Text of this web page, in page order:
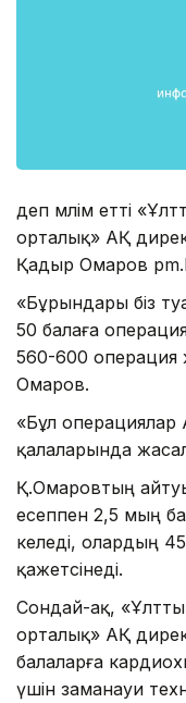
деп мәлім етті
орталық» АҚ
Қадыр Омаров
«Бұрындары біз
50 балаға
560-600 операция
Омаров.
«Бұл операциялар
қалаларында
Қ.Омаровтың
есеппен 2,5 мың
келеді, олардың
қажетсінеді.
Сондай-ақ,
орталық» АҚ
балаларға
үшін заманауи